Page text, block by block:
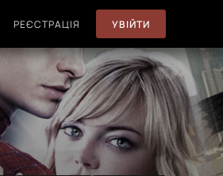
РЕЄСТРАЦІЯ УВІЙТИ